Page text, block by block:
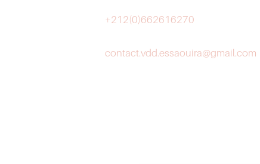
+212(0)662616270
contact.vdd.essaouira@gmail.com